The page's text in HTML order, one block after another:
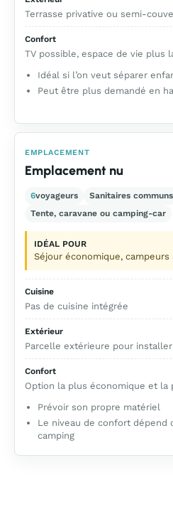
Terrasse privative ou semi-
Confort
TV possible, espace de vie plus
Idéal si l’on veut séparer
Peut être plus demandé en
EMPLACEMENT
Emplacement nu
6voyageurs
Sanitaires communs
Tente, caravane ou camping-car
IDÉAL POUR
Séjour économique, campeurs
Cuisine
Pas de cuisine intégrée
Extérieur
Parcelle extérieure pour
Confort
Option la plus économique et la
Prévoir son propre matériel
Le niveau de confort dépend
camping